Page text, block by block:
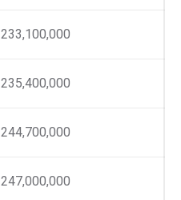
233,100,000
235,400,000
244,700,000
247,000,000